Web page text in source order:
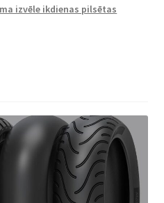
izvēle ikdienas pilsētas